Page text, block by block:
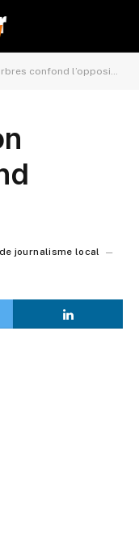
confond l’opposition
journalisme local